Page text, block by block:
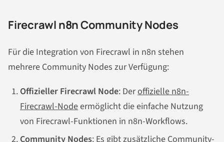
Firecrawl n8n Community Nodes
Für die Integration von Firecrawl in n8n stehen
mehrere Community Nodes zur Verfügung:
Offizieller Firecrawl Node: Deroffizielle n8n-
Firecrawl-Nodeermöglicht die einfache Nutzung
von Firecrawl-Funktionen in n8n-Workflows.
Community Nodes: Es gibt zusätzliche Community-